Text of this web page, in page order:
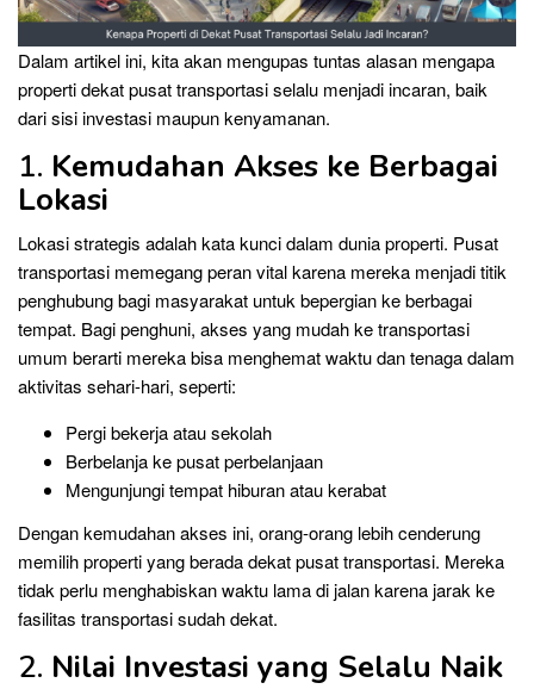
Dalam artikel ini, kita akan mengupas tuntas alasan mengapa
properti dekat pusat transportasi selalu menjadi incaran, baik
dari sisi investasi maupun kenyamanan.
1. Kemudahan Akses ke Berbagai
Lokasi
Lokasi strategis adalah kata kunci dalam dunia properti. Pusat
transportasi memegang peran vital karena mereka menjadi titik
penghubung bagi masyarakat untuk bepergian ke berbagai
tempat. Bagi penghuni, akses yang mudah ke transportasi
umum berarti mereka bisa menghemat waktu dan tenaga dalam
aktivitas sehari-hari, seperti:
Pergi bekerja atau sekolah
Berbelanja ke pusat perbelanjaan
Mengunjungi tempat hiburan atau kerabat
Dengan kemudahan akses ini, orang-orang lebih cenderung
memilih properti yang berada dekat pusat transportasi. Mereka
tidak perlu menghabiskan waktu lama di jalan karena jarak ke
fasilitas transportasi sudah dekat.
2. Nilai Investasi yang Selalu Naik